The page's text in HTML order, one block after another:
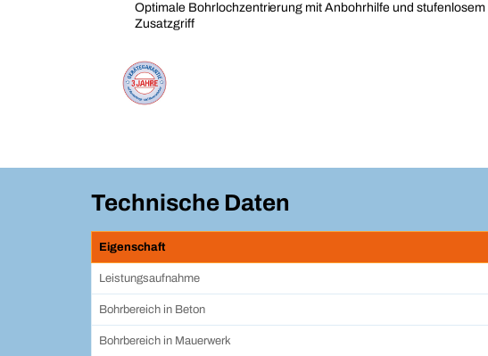
Optimale Bohrlochzentrierung mit Anbohrhilfe und stufenlosem
Zusatzgriff
Technische Daten
Eigenschaft
Leistungsaufnahme
Bohrbereich in Beton
Bohrbereich in Mauerwerk